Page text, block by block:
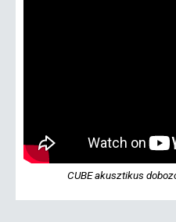
CUBE akusztikus